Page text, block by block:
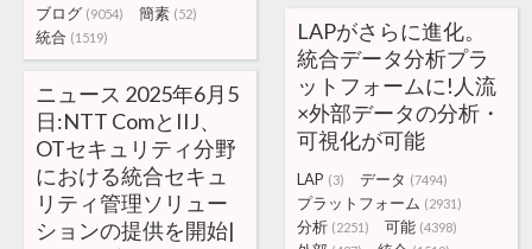
ブログ (9054) 簡素 (52)
統合 (1519)
LAPがさらに進化。
統合データ分析プラ
ットフォームに!人流
×外部データの分析・
可視化が可能
LAP (3) データ (7494)
プラットフォーム (2931)
分析 (2251) 可能 (4398)
ニュース 2025年6月5
日:NTT ComとIIJ、
OTセキュリティ分野
における統合セキュ
リティ管理ソリュー
ションの提供を開始|